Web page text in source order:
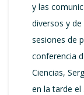
y las
diversos y
sesiones de
conferencia
Ciencias,
en la tarde